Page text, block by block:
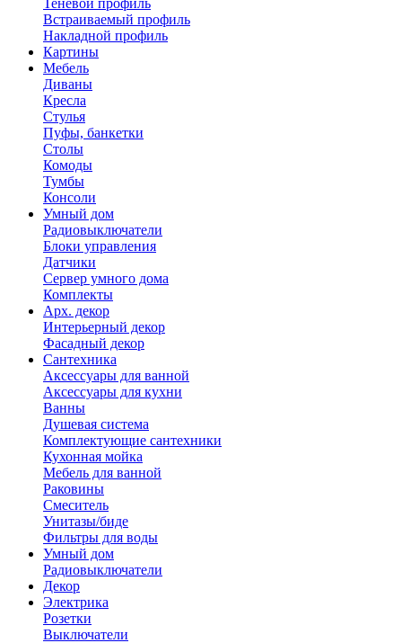
Встраиваемый профиль
Накладной профиль
Картины
Мебель
Диваны
Кресла
Стулья
Пуфы, банкетки
Столы
Комоды
Тумбы
Консоли
Умный дом
Радиовыключатели
Блоки управления
Датчики
Сервер умного дома
Комплекты
Арх. декор
Интерьерный декор
Фасадный декор
Сантехника
Аксессуары для ванной
Аксессуары для кухни
Ванны
Душевая система
Комплектующие сантехники
Кухонная мойка
Мебель для ванной
Раковины
Смеситель
Унитазы/биде
Фильтры для воды
Умный дом
Радиовыключатели
Декор
Электрика
Розетки
Выключатели